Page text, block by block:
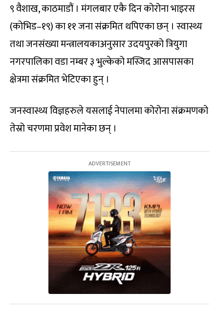
९ वैशाख, काठमाडौं । मंगलबार एकै दिन कोरोना भाइरस
(कोभिड–१९) का ११ जना संक्रमित थपिएका छन् । स्वास्थ्य
तथा जनसंख्या मन्त्रालयकाअनुसार उदयपुरको त्रियुगा
नगरपालिका वडा नम्बर ३ भुल्केको मस्जिद आसपासका
क्षेत्रमा संक्रमित भेटिएका हुन् ।
जनस्वास्थ्य विज्ञहरुले यसलाई नेपालमा कोरोना संक्रमणको
तेस्रो चरणमा प्रवेश मानेका छन् ।